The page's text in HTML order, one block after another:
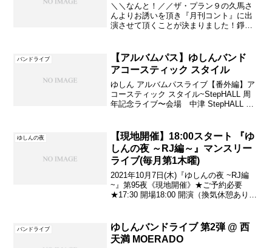
＼＼なんと！／／ザ・プラン９の久馬さ
んよりお誘いを頂き『月刊コント』に出
演させて頂くことが決まりました！錚々
として本当に光栄です！京都観光も兼ね
て【6/1(土)】の夜、...
バンドライブ
【アルバムパス】ゆしんバンド
アコースティック スタイル
ゆしん アルバムパスライブ【番外編】ア
コースティック スタイル~StepHALL 周
年記念ライブ〜会場 中津 StepHALL 大
バム...
ゆしんの夜
【現地開催】18:00スタート 『ゆ
しんの夜 ～RJ編～』マンスリー
ライブ(毎月第1木曜)
2021年10月7日(木)『ゆしんの夜 ~RJ編
~』第95夜《現地開催》★ご予約必要
★17:30 開場18:00 開演（換気休憩あり）
18:0...
バンドライブ
ゆしんバンドライブ 第2弾 @ 西
天満 MOERADO